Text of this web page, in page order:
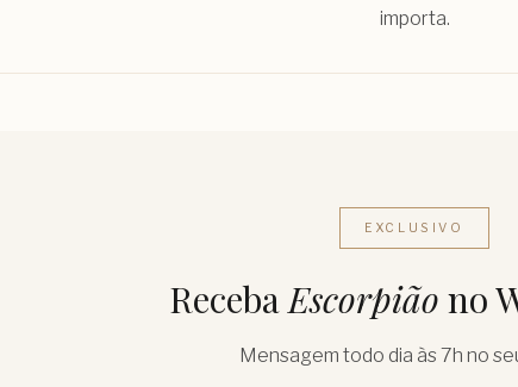
importa.
EXCLUSIVO
Receba Escorpião no
Mensagem todo dia às 7h no